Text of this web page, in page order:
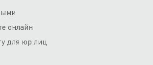
онлайн
для юр.лиц